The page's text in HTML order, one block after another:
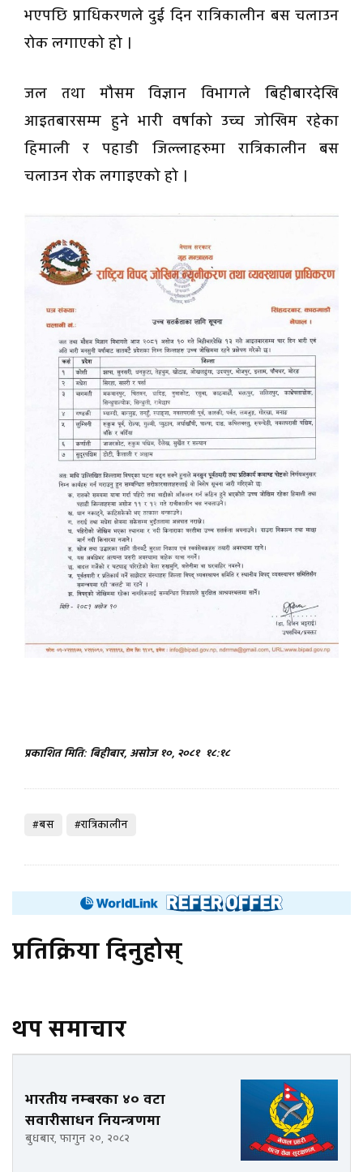
भएपछि प्राधिकरणले दुई दिन रात्रिकालीन बस चलाउन
रोक लगाएको हो ।
जल तथा मौसम विज्ञान विभागले बिहीबारदेखि
आइतबारसम्म हुने भारी वर्षाको उच्च जोखिम रहेका
हिमाली र पहाडी जिल्लाहरुमा रात्रिकालीन बस
चलाउन रोक लगाइएको हो ।
प्रकाशित मिति: बिहीबार, असोज १०, २०८१ १८:१८
#बस #रात्रिकालीन
प्रतिक्रिया दिनुहोस्
थप समाचार
भारतीय नम्बरका ४० वटा
सवारीसाधन नियन्त्रणमा
बुधबार, फागुन २०, २०८२